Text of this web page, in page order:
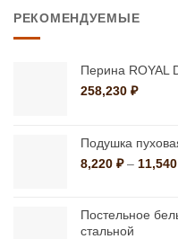
РЕКОМЕНДУЕМЫЕ
Перина ROYAL
258,230 ₽
Подушка
8,220 ₽ – 11,540
Постельное
стальной